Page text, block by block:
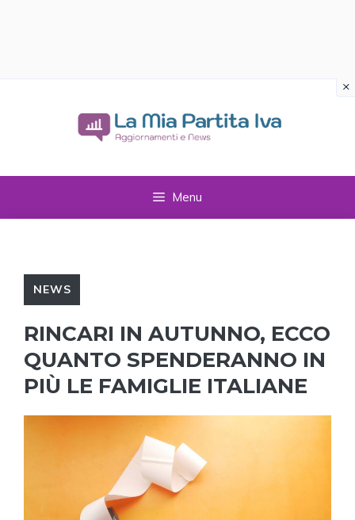
Menu
NEWS
RINCARI IN AUTUNNO, ECCO
QUANTO SPENDERANNO IN
PIÙ LE FAMIGLIE ITALIANE
×